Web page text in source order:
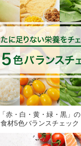
「赤・白・黄・緑・黒」の
食材5色バランスチェック